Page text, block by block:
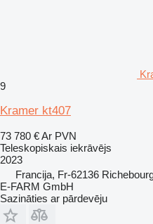
9
Kramer kt407
73 780 €Ar PVN
Teleskopiskais iekrāvējs
2023
Francija, Fr-62136
E-FARM GmbH
Sazināties ar pārdevēju